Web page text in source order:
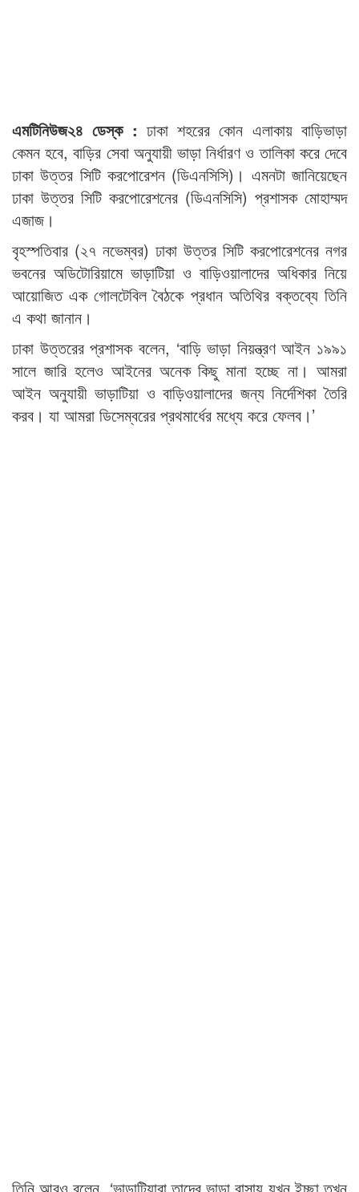
এমটিনিউজ২৪ ডেস্ক : ঢাকা শহরের কোন এলাকায় বাড়িভাড়া
কেমন হবে, বাড়ির সেবা অনুযায়ী ভাড়া নির্ধারণ ও তালিকা করে দেবে
ঢাকা উত্তর সিটি করপোরেশন (ডিএনসিসি)। এমনটা জানিয়েছেন
ঢাকা উত্তর সিটি করপোরেশনের (ডিএনসিসি) প্রশাসক মোহাম্মদ
এজাজ।
বৃহস্পতিবার (২৭ নভেম্বর) ঢাকা উত্তর সিটি করপোরেশনের নগর
ভবনের অডিটোরিয়ামে ভাড়াটিয়া ও বাড়িওয়ালাদের অধিকার নিয়ে
আয়োজিত এক গোলটেবিল বৈঠকে প্রধান অতিথির বক্তব্যে তিনি
এ কথা জানান।
ঢাকা উত্তরের প্রশাসক বলেন, ‘বাড়ি ভাড়া নিয়ন্ত্রণ আইন ১৯৯১
সালে জারি হলেও আইনের অনেক কিছু মানা হচ্ছে না। আমরা
আইন অনুযায়ী ভাড়াটিয়া ও বাড়িওয়ালাদের জন্য নির্দেশিকা তৈরি
করব। যা আমরা ডিসেম্বরের প্রথমার্ধের মধ্যে করে ফেলব।’